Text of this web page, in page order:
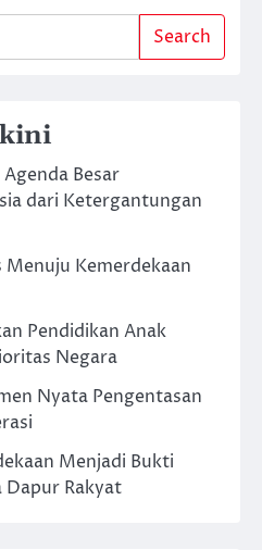
Search
Besar
dari Ketergantungan
Kemerdekaan
Pendidikan Anak
Negara
Nyata Pengentasan
Menjadi Bukti
Dapur Rakyat